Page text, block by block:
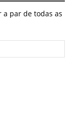
a par de todas as